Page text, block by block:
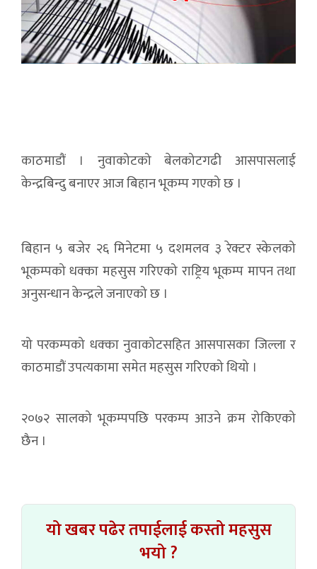
काठमाडौं । नुवाकोटको बेलकोटगढी आसपासलाई
केन्द्रबिन्दु बनाएर आज बिहान भूकम्प गएको छ ।
बिहान ५ बजेर २६ मिनेटमा ५ दशमलव ३ रेक्टर स्केलको
भूकम्पको धक्का महसुस गरिएको राष्ट्रिय भूकम्प मापन तथा
अनुसन्धान केन्द्रले जनाएको छ ।
यो परकम्पको धक्का नुवाकोटसहित आसपासका जिल्ला र
काठमाडौं उपत्यकामा समेत महसुस गरिएको थियो ।
२०७२ सालको भूकम्पपछि परकम्प आउने क्रम रोकिएको
छैन ।
यो खबर पढेर तपाईलाई कस्तो महसुस
भयो ?